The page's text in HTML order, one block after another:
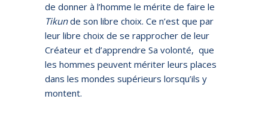
de donner à l’homme le mérite de faire le
Tikunde son libre choix. Ce n’est que par
leur libre choix de se rapprocher de leur
Créateur et d’apprendre Sa volonté, que
les hommes peuvent mériter leurs places
dans les mondes supérieurs lorsqu’ils y
montent.